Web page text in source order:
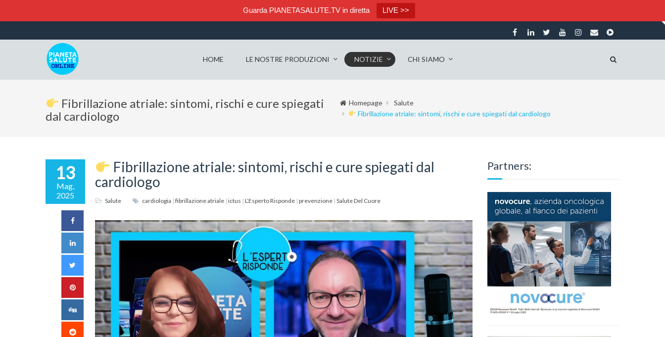
Guarda PIANETASALUTE.TV in diretta LIVE >>
HOME LE NOSTRE PRODUZIONI NOTIZIE CHI SIAMO
Fibrillazione atriale: sintomi, rischi e cure spiegati
dal cardiologo
Homepage
Salute
Fibrillazione atriale: sintomi, rischi e cure spiegati dal cardiologo
13
Mag,
2025
Fibrillazione atriale: sintomi, rischi e cure spiegati dal
cardiologo
Salute cardiologia | fibrillazione atriale | ictus | L’Esperto Risponde | prevenzione | Salute Del Cuore
Partners: